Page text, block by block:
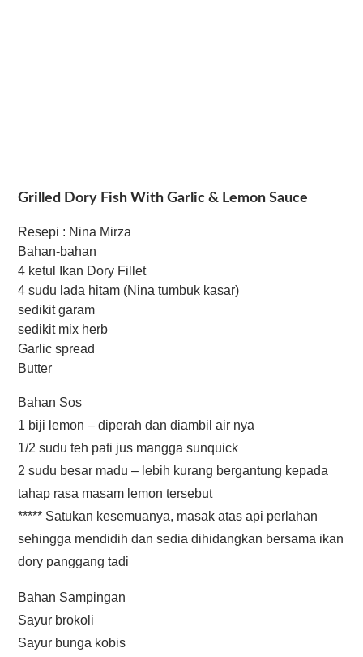
Grilled Dory Fish With Garlic & Lemon Sauce
Resepi : Nina Mirza
Bahan-bahan
4 ketul Ikan Dory Fillet
4 sudu lada hitam (Nina tumbuk kasar)
sedikit garam
sedikit mix herb
Garlic spread
Butter
Bahan Sos
1 biji lemon – diperah dan diambil air nya
1/2 sudu teh pati jus mangga sunquick
2 sudu besar madu – lebih kurang bergantung kepada
tahap rasa masam lemon tersebut
***** Satukan kesemuanya, masak atas api perlahan
sehingga mendidih dan sedia dihidangkan bersama ikan
dory panggang tadi
Bahan Sampingan
Sayur brokoli
Sayur bunga kobis